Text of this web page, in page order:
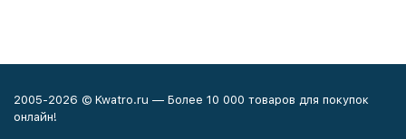
2005-2026 © Kwatro.ru — Более 10 000 товаров для покупок
онлайн!